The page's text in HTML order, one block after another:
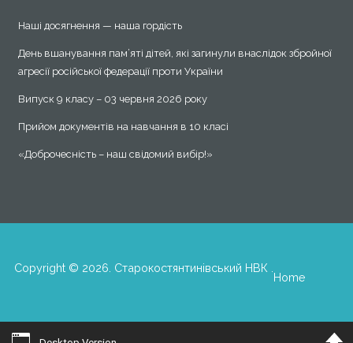
Наші досягнення — наша гордість
День вшанування пам’яті дітей, які загинули внаслідок збройної
агресії російської федерації проти України
Випуск 9 класу – 03 червня 2026 року
Прийом документів на навчання в 10 класі
«Доброчесність – наш свідомий вибір!»
Copyright © 2026. Старокостянтинівський НВК .
Home